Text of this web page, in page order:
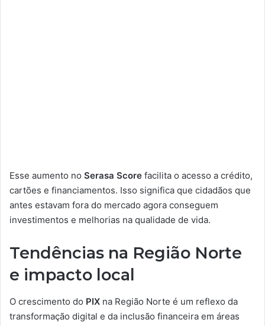
Esse aumento no Serasa Score facilita o acesso a crédito,
cartões e financiamentos. Isso significa que cidadãos que
antes estavam fora do mercado agora conseguem
investimentos e melhorias na qualidade de vida.
Tendências na Região Norte
e impacto local
O crescimento do PIX na Região Norte é um reflexo da
transformação digital e da inclusão financeira em áreas